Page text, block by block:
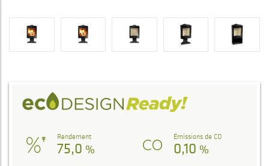
Rendement
75,0 %
Émissions de CO
0,10 %